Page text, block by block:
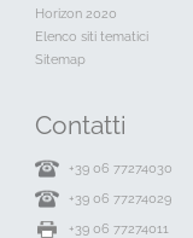
Horizon 2020
Elenco siti tematici
Sitemap
Contatti
+39 06 77274030
+39 06 77274029
+39 06 77274011